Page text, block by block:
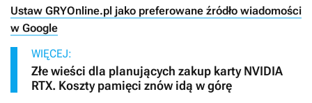
Ustaw GRYOnline.pl jako preferowane źródło wiadomości
w Google
WIĘCEJ:
Złe wieści dla planujących zakup karty NVIDIA
RTX. Koszty pamięci znów idą w górę